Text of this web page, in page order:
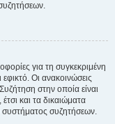
για τη συγκεκριμένη
Οι ανακοινώσεις
στην οποία είναι
και τα δικαιώματα
συστήματος συζητήσεων.